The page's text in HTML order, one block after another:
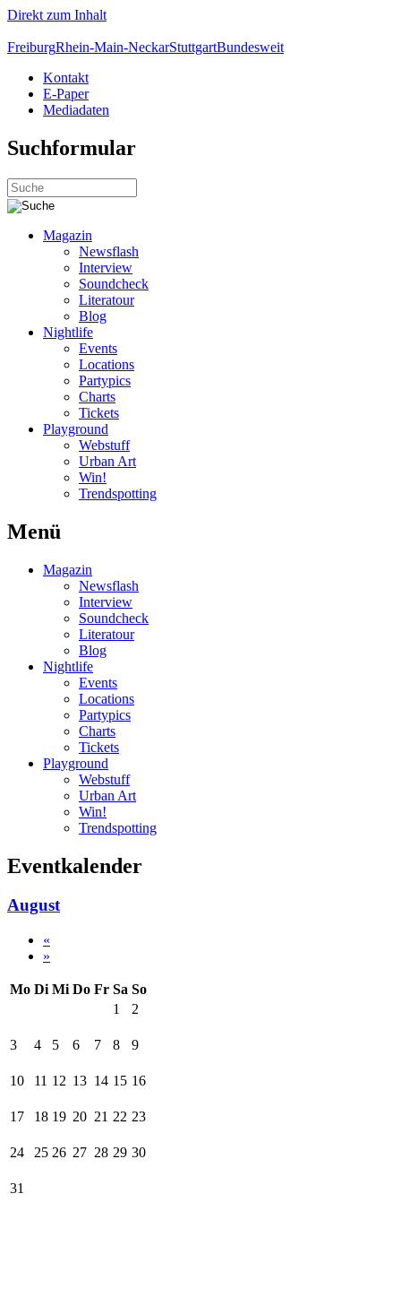
Direkt zum Inhalt
FreiburgRhein-Main-NeckarStuttgartBundesweit
Kontakt
E-Paper
Mediadaten
Suchformular
Magazin
Newsflash
Interview
Soundcheck
Literatour
Blog
Nightlife
Events
Locations
Partypics
Charts
Tickets
Playground
Webstuff
Urban Art
Win!
Trendspotting
Menü
Magazin
Newsflash
Interview
Soundcheck
Literatour
Blog
Nightlife
Events
Locations
Partypics
Charts
Tickets
Playground
Webstuff
Urban Art
Win!
Trendspotting
Eventkalender
August
«
»
Mo Di Mi Do Fr Sa So
1
2
3 4 5 6 7 8 9
10 11 12 13 14 15 16
17 18 19 20 21 22 23
24 25 26 27 28 29 30
31